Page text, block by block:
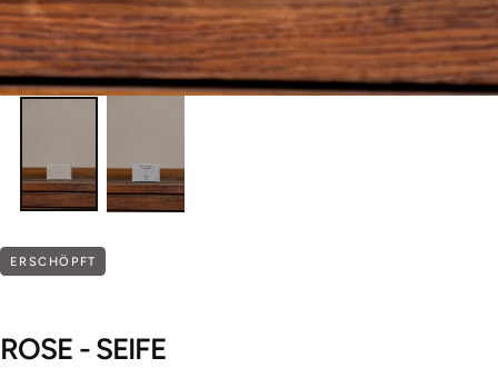
ERSCHÖPFT
ROSE - SEIFE